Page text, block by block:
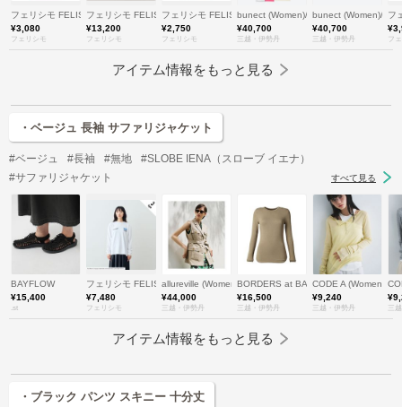
フェリシモ FELISSIMO
¥3,080
フェリシモ
フェリシモ FELISSIMO
¥13,200
フェリシモ
フェリシモ FELISSIMO
¥2,750
フェリシモ
bunect (Women)/ブネクト
¥40,700
三越・伊勢丹
bunect (Women)/ブ
¥40,700
三越・伊勢丹
フ
フ
アイテム情報をもっと見る
・ベージュ 長袖 サファリジャケット
#ベージュ #長袖 #無地
#SLOBE IENA（スローブ イエナ）
#サファリジャケット
すべて見る
BAYFLOW
¥15,400
.st
フェリシモ FELISSIMO
¥7,480
フェリシモ
allureville (Women)/アルアバイル
¥44,000
三越・伊勢丹
BORDERS at BALCONY (Women)/ボー
¥16,500
三越・伊勢丹
CODE A (Women)/コ
¥9,240
三越・伊勢丹 三
アイテム情報をもっと見る
・ブラック パンツ スキニー 十分丈